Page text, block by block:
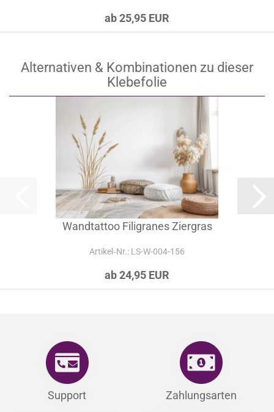
ab 25,95 EUR
Alternativen & Kombinationen zu dieser
Klebefolie
Wandtattoo Filigranes Ziergras
Artikel‑Nr.: LS-W-004-156
ab 24,95 EUR
Support Zahlungsarten